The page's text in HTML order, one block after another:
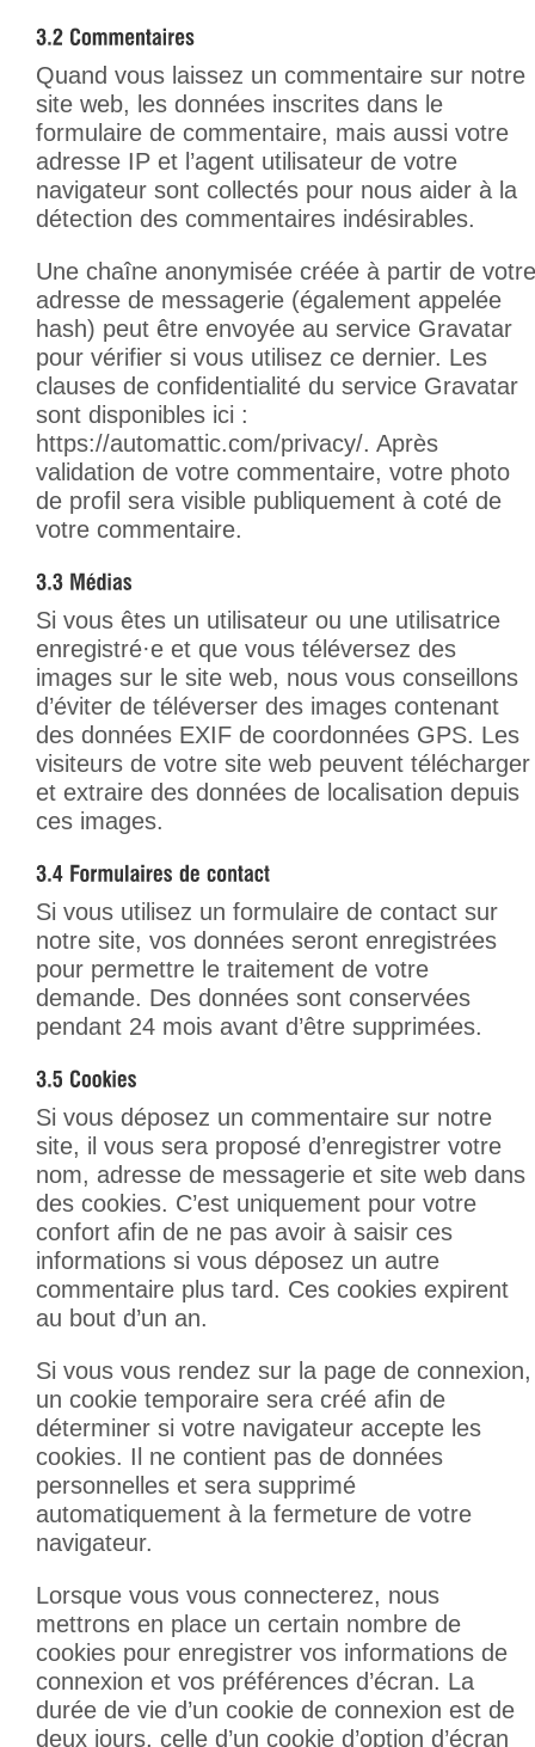
Quand vous laissez un commentaire sur notre
site web, les données inscrites dans le
formulaire de commentaire, mais aussi votre
adresse IP et l’agent utilisateur de votre
navigateur sont collectés pour nous aider à la
détection des commentaires indésirables.
Une chaîne anonymisée créée à partir de votre
adresse de messagerie (également appelée
hash) peut être envoyée au service Gravatar
pour vérifier si vous utilisez ce dernier. Les
clauses de confidentialité du service Gravatar
sont disponibles ici :
https://automattic.com/privacy/. Après
validation de votre commentaire, votre photo
de profil sera visible publiquement à coté de
votre commentaire.
Si vous êtes un utilisateur ou une utilisatrice
enregistré·e et que vous téléversez des
images sur le site web, nous vous conseillons
d’éviter de téléverser des images contenant
des données EXIF de coordonnées GPS. Les
visiteurs de votre site web peuvent télécharger
et extraire des données de localisation depuis
ces images.
Si vous utilisez un formulaire de contact sur
notre site, vos données seront enregistrées
pour permettre le traitement de votre
demande. Des données sont conservées
pendant 24 mois avant d’être supprimées.
Si vous déposez un commentaire sur notre
site, il vous sera proposé d’enregistrer votre
nom, adresse de messagerie et site web dans
des cookies. C’est uniquement pour votre
confort afin de ne pas avoir à saisir ces
informations si vous déposez un autre
commentaire plus tard. Ces cookies expirent
au bout d’un an.
Si vous vous rendez sur la page de connexion,
un cookie temporaire sera créé afin de
déterminer si votre navigateur accepte les
cookies. Il ne contient pas de données
personnelles et sera supprimé
automatiquement à la fermeture de votre
navigateur.
Lorsque vous vous connecterez, nous
mettrons en place un certain nombre de
cookies pour enregistrer vos informations de
connexion et vos préférences d’écran. La
durée de vie d’un cookie de connexion est de
deux jours, celle d’un cookie d’option d’écran